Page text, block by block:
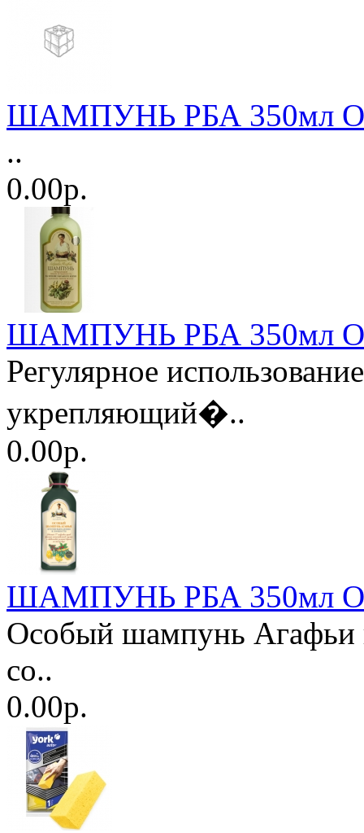
ШАМПУНЬ РБА 350мл
..
0.00р.
ШАМПУНЬ РБА 350мл
Регулярное
укрепляющий�..
0.00р.
ШАМПУНЬ РБА 350мл
Особый шампунь Агафьи
со..
0.00р.